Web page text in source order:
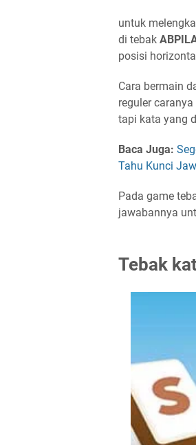
untuk
di tebak ABPIL
posisi
Cara bermain
reguler
tapi kata yang
Baca Juga:
Tahu Kunci
Pada game
jawabannya
Tebak